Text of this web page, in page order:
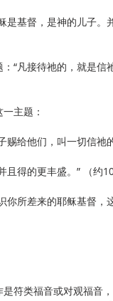
是基督，是神的儿子
“凡接待祂的，就是
主题：
赐给他们，叫一切信祂
得的更丰盛。” （约
你所差来的耶稣基督，
符类福音或对观福音